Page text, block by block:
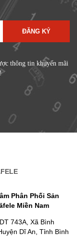
ĐĂNG KÝ
thông tin khuyến mãi
Phân Phối Sản
Miền Nam
743A, Xã Bình
Dĩ An, Tỉnh Bình